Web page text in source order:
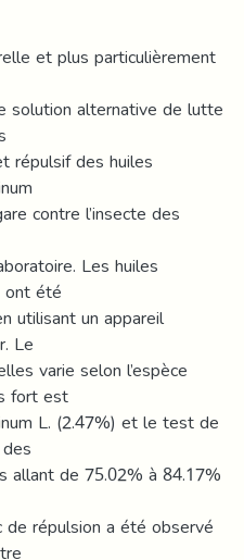
et plus particulièrement
solution alternative de lutte
répulsif des huiles
contre l’insecte des
Les huiles
ont été
utilisant un appareil
Le
varie selon l’espèce
fort est
L. (2.47%) et le test de
allant de 75.02% à 84.17%
répulsion a été observé